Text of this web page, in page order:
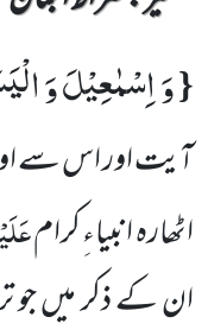
{وَ اِسْمٰعِیْلَ وَ
آیت اور اس سے
اٹھارہ انبیاءِ کرام
ان کے ذکر میں